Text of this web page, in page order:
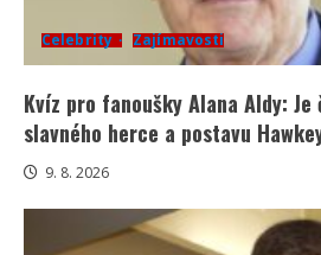
Celebrity Zajímavosti
Kvíz pro fanoušky Alana Aldy: Je
slavného herce a postavu
9. 8. 2026